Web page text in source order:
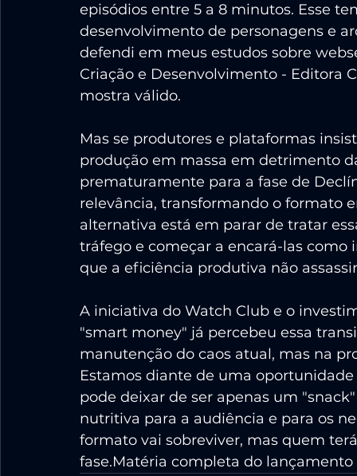
episódios entre 5 a 8 minutos. Esse
desenvolvimento de personagens e
defendi em meus estudos sobre
Criação e Desenvolvimento - Editora
mostra válido.
Mas se produtores e plataformas
produção em massa em detrimento
prematuramente para a fase de
relevância, transformando o formato
alternativa está em parar de tratar
tráfego e começar a encará-las
que a eficiência produtiva não
A iniciativa do Watch Club e o
"smart money" já percebeu essa
manutenção do caos atual, mas na
Estamos diante de uma
pode deixar de ser apenas um
nutritiva para a audiência e para os
formato vai sobreviver, mas quem
fase.Matéria completa do